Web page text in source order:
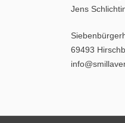
Jens
69493